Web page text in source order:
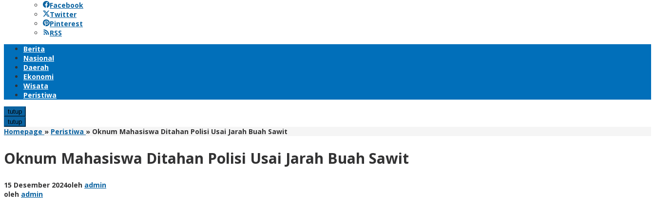
Facebook
Twitter
Pinterest
RSS
Berita
Nasional
Daerah
Ekonomi
Wisata
Peristiwa
tutup
tutup
Homepage » Peristiwa » Oknum Mahasiswa Ditahan Polisi Usai Jarah Buah Sawit
Oknum Mahasiswa Ditahan Polisi Usai Jarah Buah Sawit
15 Desember 2024oleh admin
oleh admin